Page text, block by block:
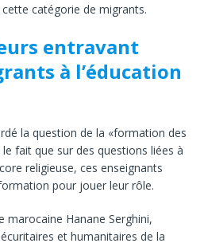
catégorie de migrants.
entravant
à l’éducation
la question de la «formation des
fait que sur des questions liées à
religieuse, ces enseignants
pour jouer leur rôle.
marocaine Hanane Serghini,
et humanitaires de la